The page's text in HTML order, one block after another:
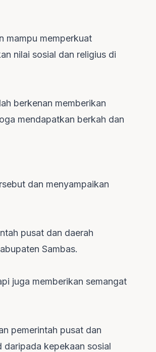
mampu memperkuat
nilai sosial dan religius di
berkenan memberikan
mendapatkan berkah dan
dan menyampaikan
pusat dan daerah
Sambas.
juga memberikan semangat
pemerintah pusat dan
daripada kepekaan sosial